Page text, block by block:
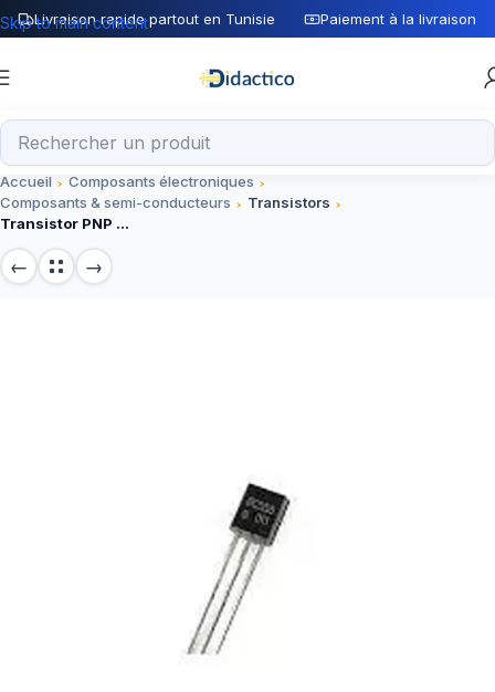
Livraison rapide partout en Tunisie Paiement à la livraison
Skip to main content
Accueil
Composants électroniques
Composants & semi-conducteurs
Transistors
Transistor PNP BC558 TO-92